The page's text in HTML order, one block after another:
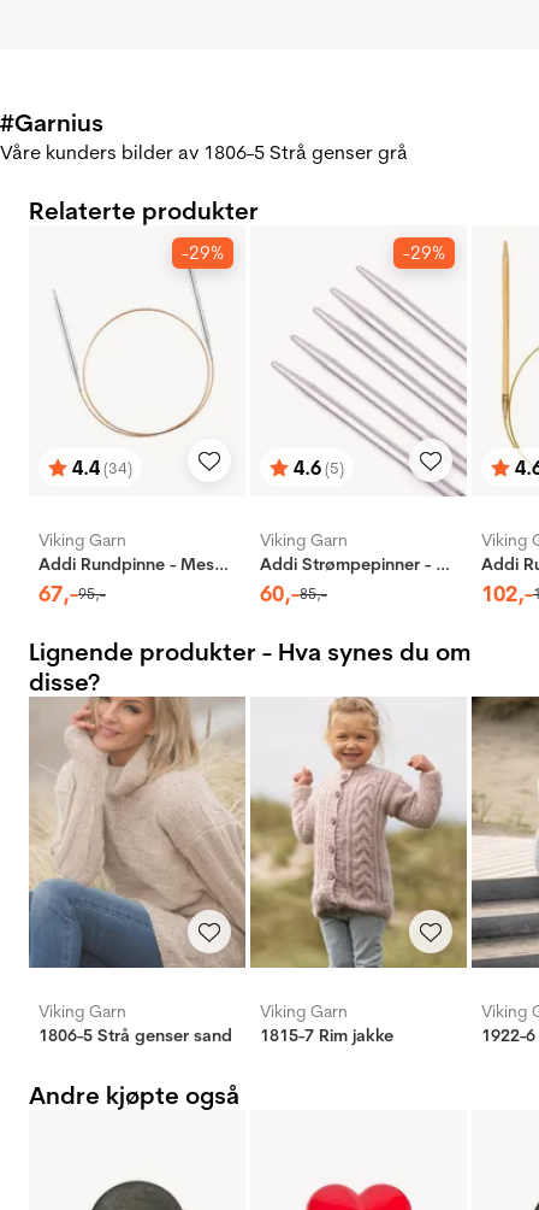
#Garnius
Våre kunders bilder av 1806-5 Strå genser grå
Relaterte produkter
-29%
Karakter:
4.4(34)
av 5 mulige
Viking Garn
Addi Rundpinne - Messing
67,-95,-
-29%
Karakter:
4.6(5)
av 5 mulige
Viking Garn
Addi Strømpepinner - Aluminium
60,-85,-
av 5
Viking
102,-
Lignende produkter - Hva synes du om
disse?
Viking Garn
1806-5 Strå genser sand
Viking Garn
1815-7 Rim jakke
Viking
1922-
Andre kjøpte også